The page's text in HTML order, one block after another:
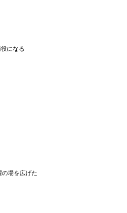
になる
場を広げた